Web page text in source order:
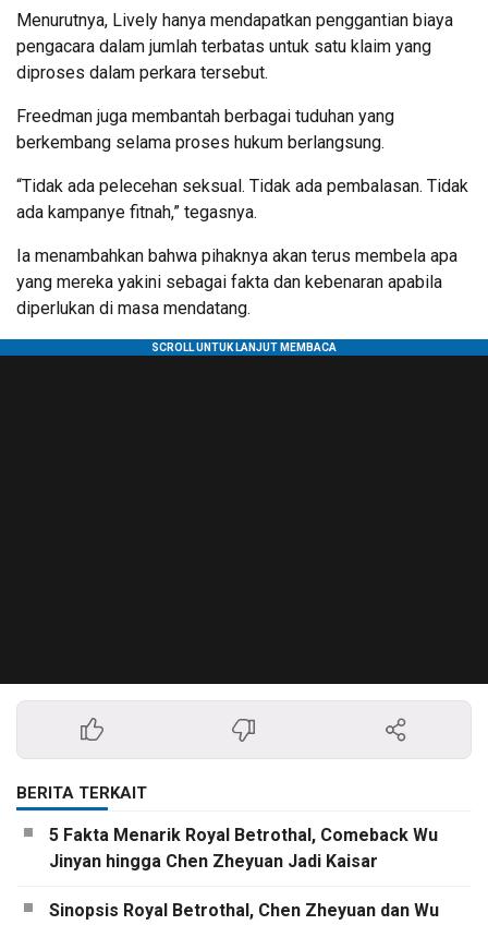
Menurutnya, Lively hanya mendapatkan penggantian biaya
pengacara dalam jumlah terbatas untuk satu klaim yang
diproses dalam perkara tersebut.
Freedman juga membantah berbagai tuduhan yang
berkembang selama proses hukum berlangsung.
“Tidak ada pelecehan seksual. Tidak ada pembalasan. Tidak
ada kampanye fitnah,” tegasnya.
Ia menambahkan bahwa pihaknya akan terus membela apa
yang mereka yakini sebagai fakta dan kebenaran apabila
diperlukan di masa mendatang.
BERITA TERKAIT
5 Fakta Menarik Royal Betrothal, Comeback Wu
Jinyan hingga Chen Zheyuan Jadi Kaisar
Sinopsis Royal Betrothal, Chen Zheyuan dan Wu